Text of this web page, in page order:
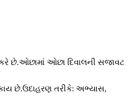
છે.ઓછામાં ઓછા દિવાલની સજાવટ
છે.ઉદાહરણ તરીકે: અભ્યાસ,